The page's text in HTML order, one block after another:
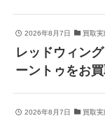
2026年8月7日 買取実
レッドウィン
ーントゥをお買
2026年8月7日 買取実